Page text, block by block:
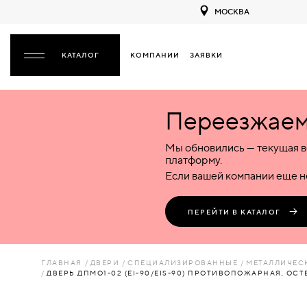
МОСКВА
КОМПАНИИ ЗАЯВКИ
НАЗАД
ПЛАСТИКОВЫЕ
ЛЮКИ
Межкомнатные
Деревянные
Пластиковые
Комбинированные
Входные
Металлические
Пластиковые
Стеклянные
Комбинированные
Специализированные
Металлические
Пластиковые
Стеклянные
Комбинированные
Мы обновились — текущая
платформу.
Если вашей компании еще
ПЕРЕЙТИ В КАТАЛОГ
ГЛАВНАЯ ДВЕРИ СПЕЦИАЛИЗИРОВАННЫЕ
ДВЕРЬ ДПМО1-02 (EI-90/EIS-90) ПРОТИВОПОЖАРНАЯ,